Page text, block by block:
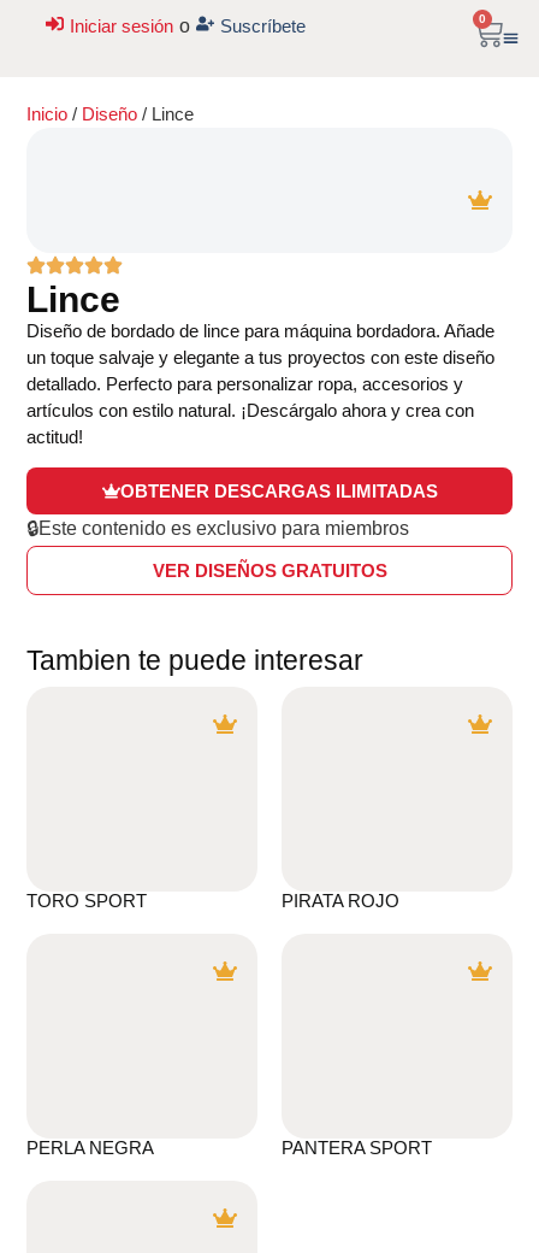
Iniciar sesión o Suscríbete 0
Inicio / Diseño / Lince
Lince
Diseño de bordado de lince para máquina bordadora. Añade
un toque salvaje y elegante a tus proyectos con este diseño
detallado. Perfecto para personalizar ropa, accesorios y
artículos con estilo natural. ¡Descárgalo ahora y crea con
actitud!
OBTENER DESCARGAS ILIMITADAS
🔒Este contenido es exclusivo para miembros
VER DISEÑOS GRATUITOS
Tambien te puede interesar
TORO SPORT PIRATA ROJO
PERLA NEGRA PANTERA SPORT